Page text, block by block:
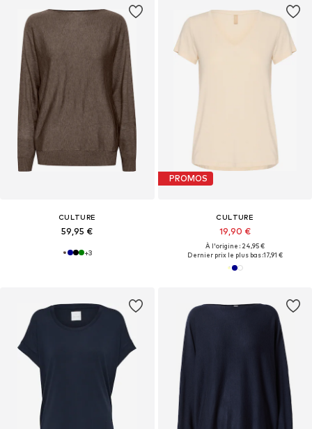
CULTURE
59,95 €
+3
PROMOS
CULTURE
19,90 €
À l'origine : 24,95 €
Dernier prix le plus bas :17,91 €